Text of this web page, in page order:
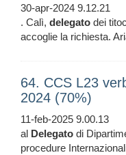
30-apr-2024 9.12.21
. Calì, delegato dei
accoglie la richiesta.
64. CCS L23
2024 (70%)
11-feb-2025 9.00.13
al Delegato di
procedure